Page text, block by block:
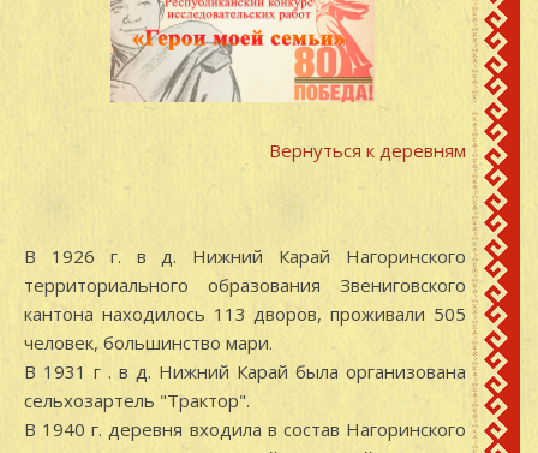
Вернуться к деревням
В 1926 г. в д. Нижний Карай Нагоринского
территориального образования Звениговского
кантона находилось 113 дворов, проживали 505
человек, большинство мари.
В 1931 г . в д. Нижний Карай была организована
сельхозартель "Трактор".
В 1940 г. деревня входила в состав Нагоринского